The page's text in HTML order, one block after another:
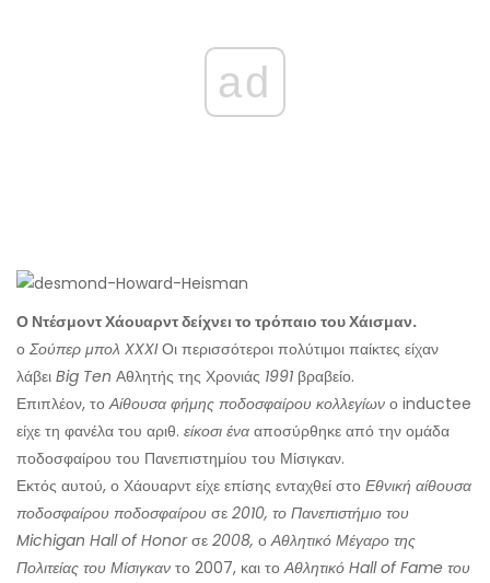
ad
Ο Ντέσμοντ Χάουαρντ δείχνει το τρόπαιο του Χάισμαν.
ο Σούπερ μπολ XXXIΟι περισσότεροι πολύτιμοι παίκτες είχαν
λάβει Big Ten Αθλητής της Χρονιάς 1991 βραβείο.
Επιπλέον, τοΑίθουσα φήμης ποδοσφαίρου κολλεγίων ο inductee
είχε τη φανέλα του αριθ. είκοσι ένα αποσύρθηκε από την ομάδα
ποδοσφαίρου του Πανεπιστημίου του Μίσιγκαν.
Εκτός αυτού, ο Χάουαρντ είχε επίσης ενταχθεί στο Εθνική αίθουσα
ποδοσφαίρου ποδοσφαίρου σε 2010, το Πανεπιστήμιο του
Michigan Hall of Honorσε 2008, οΑθλητικό Μέγαρο της
Πολιτείας του Μίσιγκαν το 2007, και τοΑθλητικό Hall of Fame του